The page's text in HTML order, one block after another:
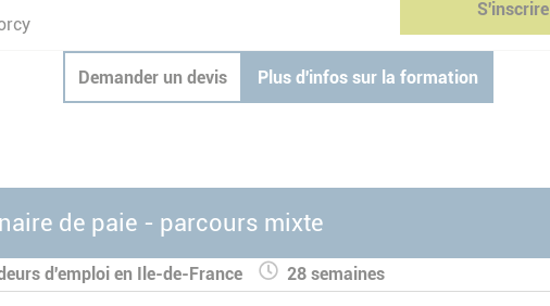
S'inscrire
Demander un devis Plus d'infos sur la formation
de paie - parcours mixte
d'emploi en Ile-de-France 28 semaines